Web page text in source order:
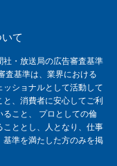
て
・放送局の広告審査基準
査基準は、業界における
ショナルとして活動して
、消費者に安心してご利
こと、 プロとしての倫
ととし、人となり、仕事
準を満たした方のみを掲